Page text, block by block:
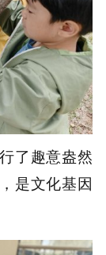
了趣意盎然
是文化基因